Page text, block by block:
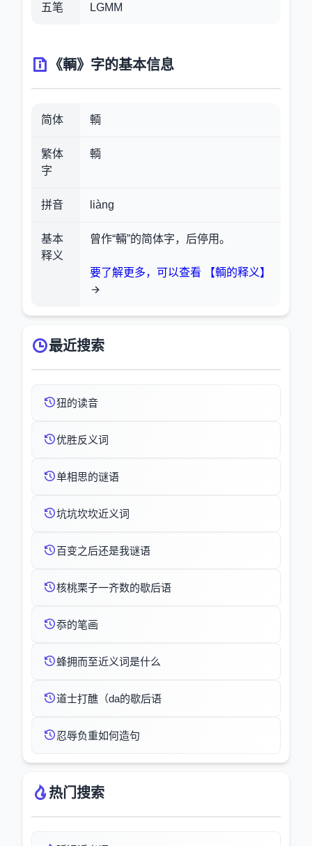
五笔 LGMM
《輌》字的基本信息
简体 輌
繁体
字
輌
拼音 liàng
基本
释义
曾作“輛”的简体字，后停用。
要了解更多，可以查看 【輌的释义】
最近搜索
狃的读音
优胜反义词
单相思的谜语
坑坑坎坎近义词
百变之后还是我谜语
核桃栗子一齐数的歇后语
忝的笔画
蜂拥而至近义词是什么
道士打醮（da的歇后语
忍辱负重如何造句
热门搜索